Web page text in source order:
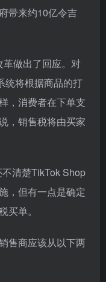
带来约10亿令吉
做出了回应。对
统将根据商品的打
，消费者在下单支
，销售税将由买家
清楚TikTok Shop
，但有一点是确定
买单。
售商应该从以下两